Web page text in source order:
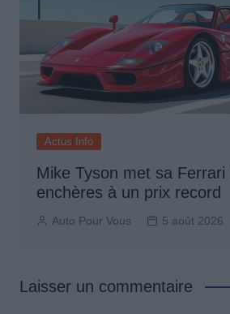
Actus Info
Mike Tyson met sa Ferrari
enchères à un prix record
Auto Pour Vous 5 août 2026
Laisser un commentaire